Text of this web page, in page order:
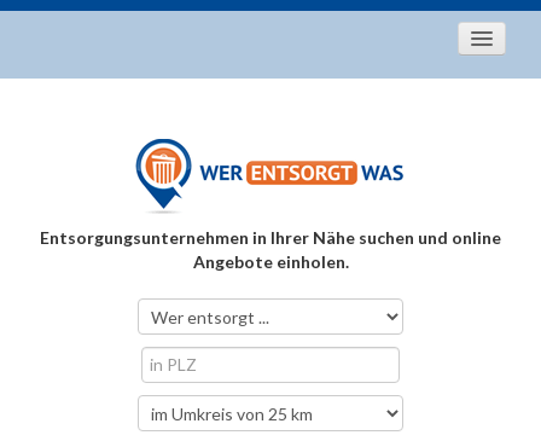
Entsorgungstipps
Über uns
Entsorgungsunternehmen in Ihrer Nähe suchen und online
Angebote einholen.